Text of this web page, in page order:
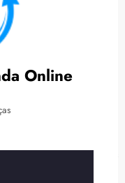
Online
no
Digital
10 Estratégias